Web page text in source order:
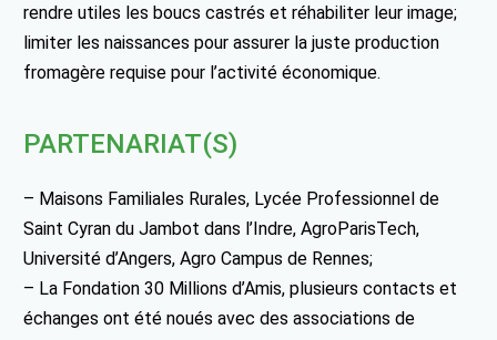
rendre utiles les boucs castrés et réhabiliter leur image;
limiter les naissances pour assurer la juste production
fromagère requise pour l’activité économique.
PARTENARIAT(S)
– Maisons Familiales Rurales, Lycée Professionnel de
Saint Cyran du Jambot dans l’Indre, AgroParisTech,
Université d’Angers, Agro Campus de Rennes;
– La Fondation 30 Millions d’Amis, plusieurs contacts et
échanges ont été noués avec des associations de